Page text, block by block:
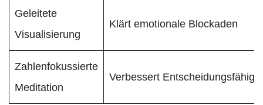
Geleitete
Visualisierung
Klärt emotionale Blockaden
Zahlenfokussierte
Meditation
Verbessert